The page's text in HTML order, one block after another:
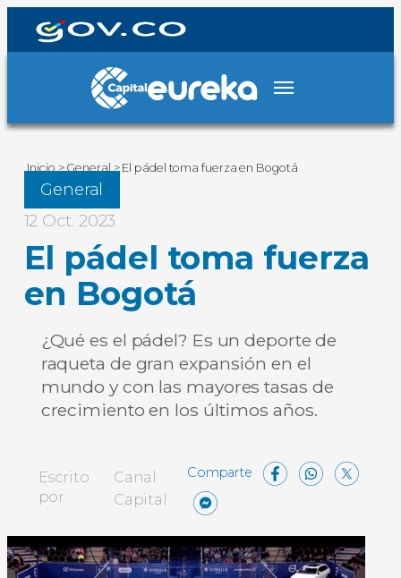
Inicio > General > El pádel toma fuerza en Bogotá
General
12 Oct. 2023
El pádel toma fuerza
en Bogotá
¿Qué es el pádel? Es un deporte de
raqueta de gran expansión en el
mundo y con las mayores tasas de
crecimiento en los últimos años.
Escrito
por:
Canal
Capital